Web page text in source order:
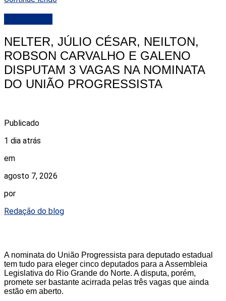
NELTER, JÚLIO CÉSAR, NEILTON,
ROBSON CARVALHO E GALENO
DISPUTAM 3 VAGAS NA NOMINATA
DO UNIÃO PROGRESSISTA
Publicado
1 dia atrás
em
agosto 7, 2026
por
Redação do blog
A nominata do União Progressista para deputado estadual
tem tudo para eleger cinco deputados para a Assembleia
Legislativa do Rio Grande do Norte. A disputa, porém,
promete ser bastante acirrada pelas três vagas que ainda
estão em aberto.